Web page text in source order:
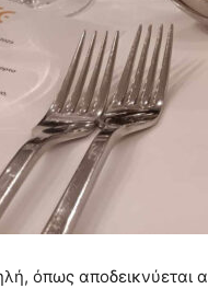
όπως αποδεικνύεται